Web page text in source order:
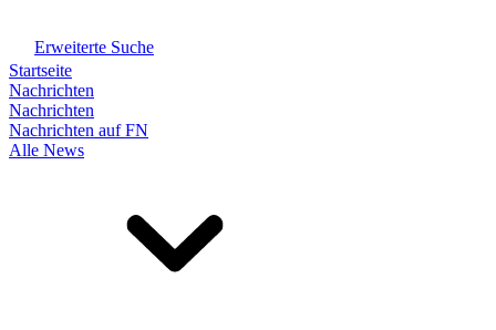
Erweiterte Suche
Startseite
Nachrichten
Nachrichten
Nachrichten auf FN
Alle News